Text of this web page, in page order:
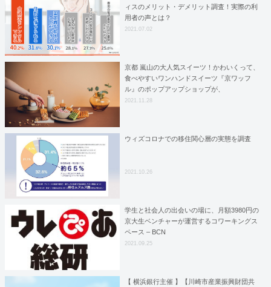
ィスのメリット・デメリット調査！実際の利
用者の声とは？
2021.07.02
京都 嵐山の大人気スイーツ！かわいくって、
食べやすいワンハンドスイーツ『京ワッフ
ル』のポップアップショップが、
12/1(月)~12/5(日) ルミネ新宿 LUMINE1で期
2021.11.28
ウィズコロナでの移住関心層の実態を調査
2021.10.26
学生と社会人の出会いの場に、月額3980円の
京大生ベンチャーが運営するコワーキングス
ペース – BCN
2021.09.25
【 横浜銀行主催 】【川崎市産業振興財団共